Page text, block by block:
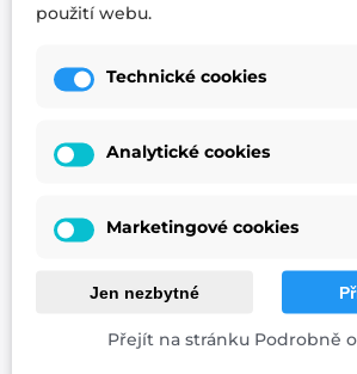
SOFIA z dubového
zaujme elegantním
použití webu.
Technické cookies
Analytické cookies
Marketingové cookies
Jen nezbytné
Přejít na stránku Podrobně